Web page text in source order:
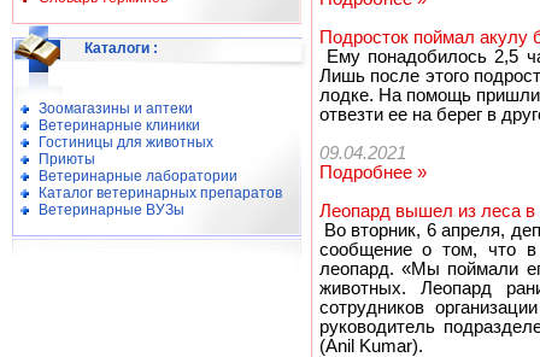
Каталоги :
Зоомагазины и аптеки
Ветеринарные клиники
Гостиницы для животных
Приюты
Ветеринарные лаборатории
Каталог ветеринарных препаратов
Ветеринарные ВУЗы
Подросток поймал акулу
Ему понадобилось 2,5
Лишь после этого
лодке. На помощь
отвезти ее на берег в
09.04.2021
Подробнее »
Леопард вышел из леса в
Во вторник, 6 апреля,
сообщение о том, что в
леопард. «Мы поймали
животных. Леопард
сотрудников
руководитель
(Anil Kumar).